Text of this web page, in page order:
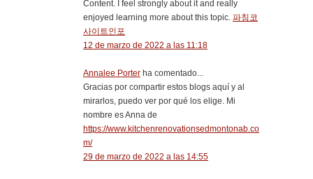
Content. I feel strongly about it and really
enjoyed learning more about this topic. 파칭코
사이트인포
12 de marzo de 2022 a las 11:18
Annalee Porter ha comentado...
Gracias por compartir estos blogs aquí y al
mirarlos, puedo ver por qué los elige. Mi
nombre es Anna de
https://www.kitchenrenovationsedmontonab.co
m/
29 de marzo de 2022 a las 14:55